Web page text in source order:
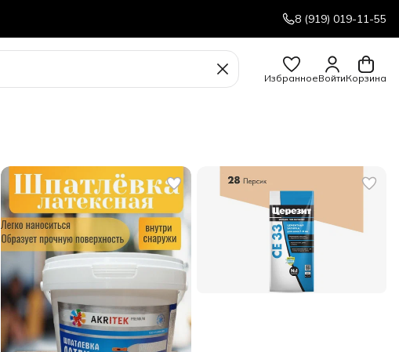
8 (919) 019-11-55
ИзбранноеВойтиКорзина